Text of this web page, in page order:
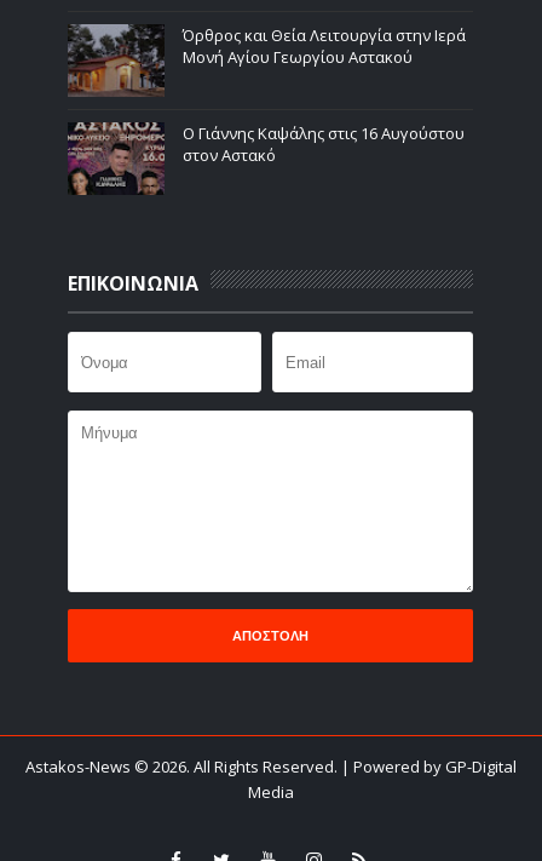
Όρθρος και Θεία Λειτουργία στην Ιερά
Μονή Αγίου Γεωργίου Αστακού
Ο Γιάννης Καψάλης στις 16 Αυγούστου
στον Αστακό
ΕΠΙΚΟΙΝΩΝΙΑ
Astakos-News © 2026. All Rights Reserved. | Powered by GP-Digital
Media